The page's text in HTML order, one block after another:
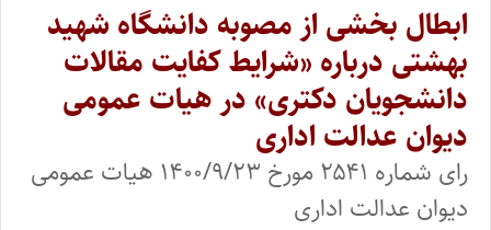
ابطال بخشی از مصوبه دانشگاه شهید
بهشتی درباره «شرایط کفایت مقالات
دانشجویان دکتری» در هیات عمومی
دیوان عدالت اداری
رای شماره ۲۵۴۱ مورخ ۱۴۰۰/۹/۲۳ هیات عمومی
دیوان عدالت اداری